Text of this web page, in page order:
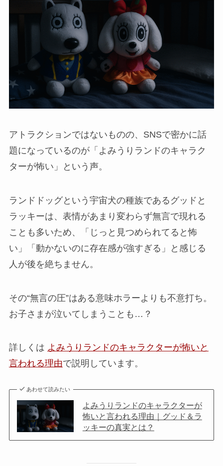
アトラクションではないものの、SNSで密かに話
題になっているのが「よみうりランドのキャラク
ターが怖い」という声。
ランドドッグという宇宙犬の種族であるグッドと
ラッキーは、表情があまり変わらず無言で現れる
ことも多いため、「じっと見つめられてると怖
い」「動かないのに存在感が強すぎる」と感じる
人が後を絶ちません。
その“無言の圧”はある意味ホラーよりも不意打ち。
お子さまが泣いてしまうことも…？
詳しくは よみうりランドのキャラクターが怖いと
言われる理由で説明しています。
あわせて読みたい
よみうりランドのキャラクターが
怖いと言われる理由｜グッド＆ラ
ッキーの真実とは？